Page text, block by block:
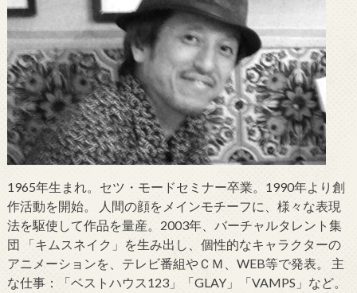
1965年生まれ。セツ・モードセミナー卒業。1990年より創
作活動を開始。 人間の顔をメインモチーフに、様々な表現
法を駆使して作品を量産。2003年、バーチャルタレント集
団 「キムスネイク」を生み出し、個性的なキャラクターの
アニメーションを、テレビ番組やＣＭ、WEB等で発表。 主
な仕事：「ベストハウス123」「GLAY」「VAMPS」など。